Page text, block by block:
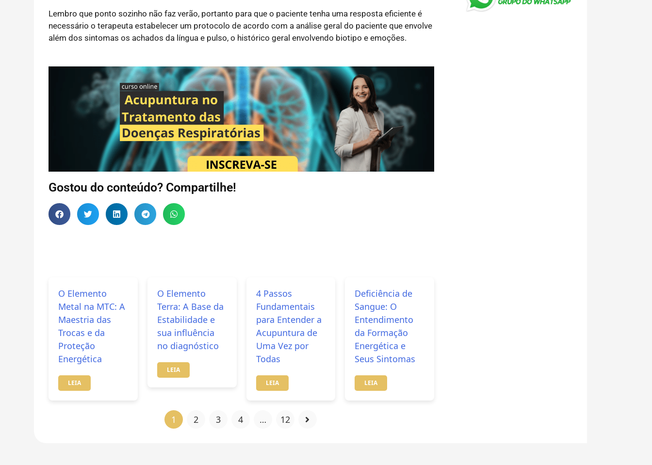
Lembro que ponto sozinho não faz verão, portanto para que o paciente tenha uma resposta eficiente é
necessário o terapeuta estabelecer um protocolo de acordo com a análise geral do paciente que envolve
além dos sintomas os achados da língua e pulso, o histórico geral envolvendo biotipo e emoções.
Gostou do conteúdo? Compartilhe!
O Elemento
Metal na MTC: A
Maestria das
Trocas e da
Proteção
Energética
LEIA
O Elemento
Terra: A Base da
Estabilidade e
sua influência
no diagnóstico
LEIA
4 Passos
Fundamentais
para Entender a
Acupuntura de
Uma Vez por
Todas
LEIA
Deficiência de
Sangue: O
Entendimento
da Formação
Energética e
Seus Sintomas
LEIA
1 2 3 4 … 12